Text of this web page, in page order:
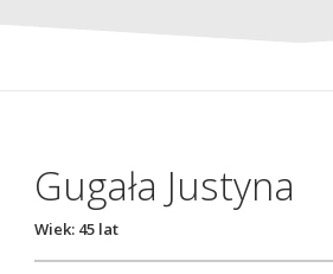
Gugała Justyna
Wiek: 45 lat